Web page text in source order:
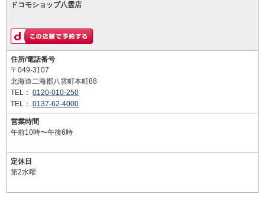
ドコモショップ八雲店
住所/電話番号
〒049-3107
北海道二海郡八雲町本町88
TEL： 0120-010-250
TEL： 0137-62-4000
営業時間
午前10時〜午後6時
定休日
第2水曜